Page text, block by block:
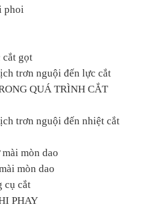
phoi
cắt gọt
trơn nguội đến lực cắt
QUÁ TRÌNH CẮT
trơn nguội đến nhiệt cắt
mòn dao
mòn dao
cụ cắt
PHAY